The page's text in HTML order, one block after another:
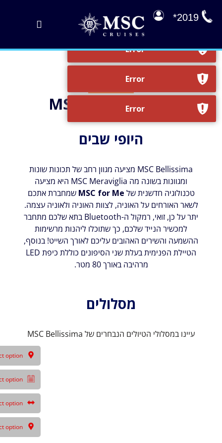
לתוכן
Toggle
הפלגות במבצע
EXPLORA JOURNEYS
2019*
MSC BELLISSIMA
היופי שבים
MSC Bellissima מציעה מגוון רחב של תכונות שונות
ומגוונות בשונה מה MSC Meraviglia היא מציעה
טכנולוגיה חדשנית של MSC for Me שמחברת אתכם
לשאר האורחים על האוניה, לצוות האוניה ולאוניה עצמה.
יתר על כן, זואי, רמקול ה-Bluetooth בתא שלכם מתחבר
למכשיר הנייד שלכם, כך שתוכלו ליהנות מרשימות
ההשמעה והשירים האהובים עליכם לאורך השייט! בנוסף,
הטיילת הפנימית בעלת שני הסיפונים כוללת כיפת LED
מרהיבה באורך 80 מטר.
מסלולים
עיינו במסלולי הטיולים הנבחרים של MSC Bellissima
option
option
option
option